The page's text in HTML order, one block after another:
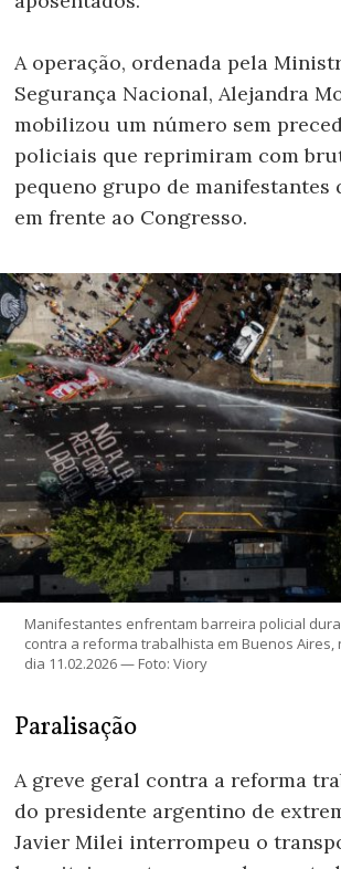
A operação, ordenada pela
Segurança Nacional, Alejandra
mobilizou um número sem
policiais que reprimiram com
pequeno grupo de manifestantes
em frente ao Congresso.
Manifestantes enfrentam barreira policial
contra a reforma trabalhista em Buenos Aires,
dia 11.02.2026 — Foto: Viory
Paralisação
A greve geral contra a reforma
do presidente argentino de
Javier Milei interrompeu o